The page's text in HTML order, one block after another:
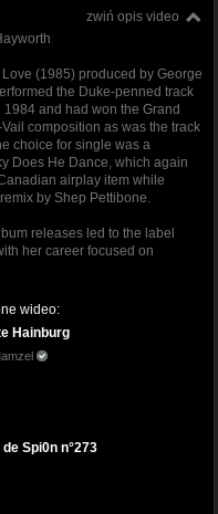
zwiń opis video
(1985) produced by George
the Duke-penned track
and had won the Grand
composition as was the track
choice for single was a
Does He Dance, which again
airplay item while
by Shep Pettibone.
releases led to the label
her career focused on
wideo:
Hainburg
de Spi0n n°273